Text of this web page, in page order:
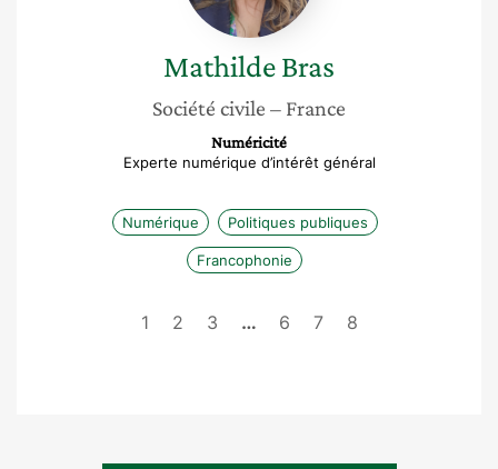
MathildeBras
Société civile – France
Numéricité
Experte numérique d’intérêt général
Numérique Politiques publiques
Francophonie
1 2 3 … 6 7 8